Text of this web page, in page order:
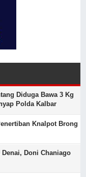
Diduga Bawa 3 Kg
Polda Kalbar
Knalpot Brong
Denai, Doni Chaniago